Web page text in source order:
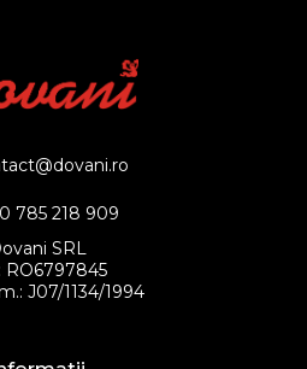
785 218 909
SRL
RO6797845
J07/1134/1994